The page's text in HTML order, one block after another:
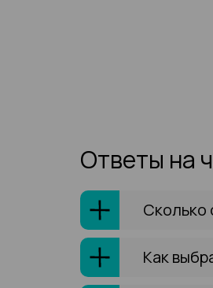
Ответы на
Сколько
Как